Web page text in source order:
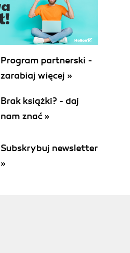
Program partnerski -
zarabiaj więcej »
Brak książki? - daj
nam znać »
Subskrybuj newsletter
»